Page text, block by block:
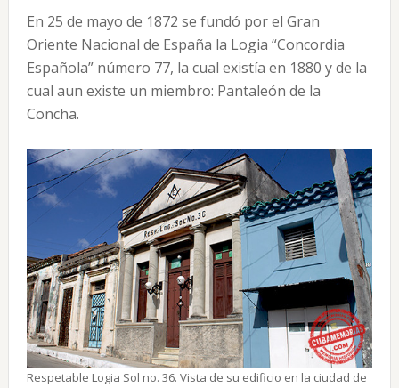
En 25 de mayo de 1872 se fundó por el Gran
Oriente Nacional de España la Logia “Concordia
Española” número 77, la cual existía en 1880 y de la
cual aun existe un miembro: Pantaleón de la
Concha.
Respetable Logia Sol no. 36. Vista de su edificio en la ciudad de